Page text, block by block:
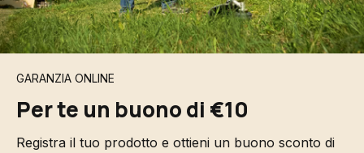
GARANZIA ONLINE
Per te un buono di €10
Registra il tuo prodotto e ottieni un buono sconto di